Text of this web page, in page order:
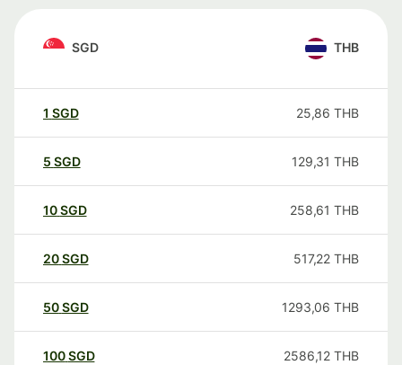
SGD THB
1 SGD 25,86 THB
5 SGD 129,31 THB
10SGD 258,61 THB
20SGD 517,22 THB
50SGD 1293,06 THB
100SGD 2586,12 THB